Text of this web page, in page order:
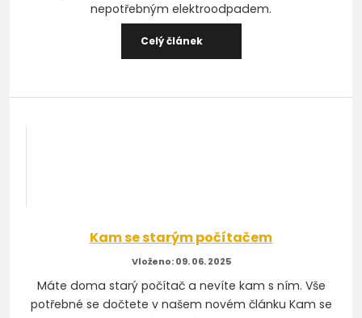
nepotřebným elektroodpadem.
Celý článek
Kam se starým počítačem
09. 06. 2025
Máte doma starý počítač a nevíte kam s ním. Vše
potřebné se dočtete v našem novém článku Kam se